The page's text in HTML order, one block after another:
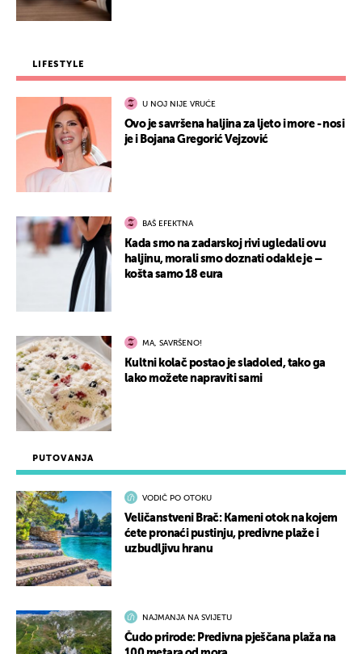
PUTOVANJA
VODIČ PO OTOKU
Veličanstveni Brač: Kameni otok na kojem
ćete pronaći pustinju, predivne plaže i
uzbudljivu hranu
NAJMANJA NA SVIJETU
Čudo prirode: Predivna pješčana plaža na
LIFESTYLE
U NOJ NIJE VRUĆE
Ovo je savršena haljina za ljeto i more - nosi
je i Bojana Gregorić Vejzović
BAŠ EFEKTNA
Kada smo na zadarskoj rivi ugledali ovu
haljinu, morali smo doznati odakle je –
košta samo 18 eura
MA, SAVRŠENO!
Kultni kolač postao je sladoled, tako ga
lako možete napraviti sami